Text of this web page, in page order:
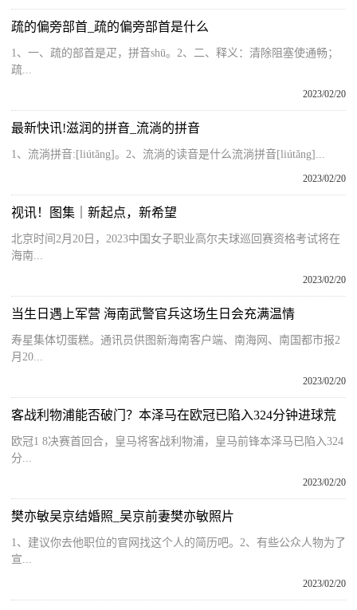
疏的偏旁部首_疏的偏旁部首是什么
1、一、疏的部首是疋，拼音shū。2、二、释义：清除阻塞使通畅；
疏...
2023/02/20
最新快讯!滋润的拼音_流淌的拼音
1、流淌拼音:[liútǎng]。2、流淌的读音是什么流淌拼音[liútǎng]...
2023/02/20
视讯！图集｜新起点，新希望
北京时间2月20日，2023中国女子职业高尔夫球巡回赛资格考试将在
海南...
2023/02/20
当生日遇上军营 海南武警官兵这场生日会充满温情
寿星集体切蛋糕。通讯员供图新海南客户端、南海网、南国都市报2
月20...
2023/02/20
客战利物浦能否破门？本泽马在欧冠已陷入324分钟进球荒
欧冠1 8决赛首回合，皇马将客战利物浦，皇马前锋本泽马已陷入324
分...
2023/02/20
樊亦敏吴京结婚照_吴京前妻樊亦敏照片
1、建议你去他职位的官网找这个人的简历吧。2、有些公众人物为了
宣...
2023/02/20